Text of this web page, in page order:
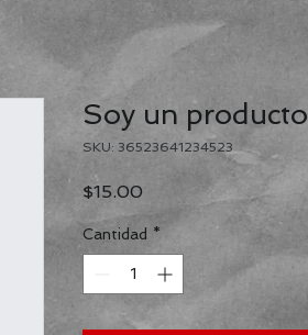
Soy un producto
SKU: 36523641234523
$15.00Precio
Cantidad *